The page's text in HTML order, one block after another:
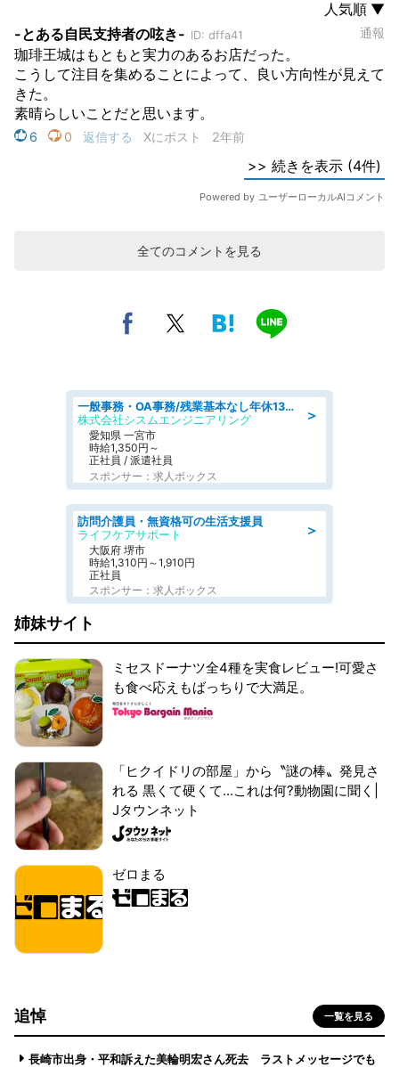
全てのコメントを見る
＞
一般事務・OA事務/残業基本なし年休130日社保完備の一般・調達事務
株式会社シスムエンジニアリング
愛知県 一宮市
時給1,350円～
正社員 / 派遣社員
スポンサー：求人ボックス
＞
訪問介護員・無資格可の生活支援員
ライフケアサポート
大阪府 堺市
時給1,310円～1,910円
正社員
スポンサー：求人ボックス
姉妹サイト
ミセスドーナツ全4種を実食レビュー!可愛さ
も食べ応えもばっちりで大満足。
「ヒクイドリの部屋」から〝謎の棒〟発見さ
れる 黒くて硬くて...これは何?動物園に聞く|
Jタウンネット
ゼロまる
追悼 一覧を見る
長崎市出身・平和訴えた美輪明宏さん死去 ラストメッセージでも